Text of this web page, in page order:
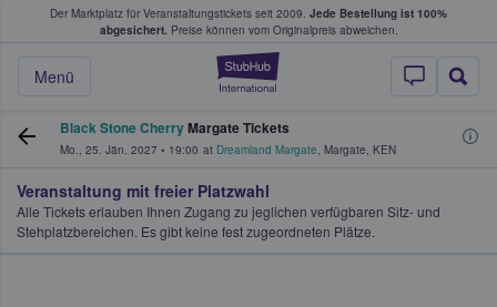
Der Marktplatz für Veranstaltungstickets seit 2009. Jede Bestellung ist 100%
abgesichert. Preise können vom Originalpreis abweichen.
StubHub - Wo
Menü
Tickets kaufen & verkaufen
Black Stone CherryMargate Tickets
Mo., 25. Jän. 2027 • 19:00 at Dreamland Margate, Margate, KEN
Veranstaltung mit freier Platzwahl
Alle Tickets erlauben Ihnen Zugang zu jeglichen verfügbaren Sitz- und
Stehplatzbereichen. Es gibt keine fest zugeordneten Plätze.